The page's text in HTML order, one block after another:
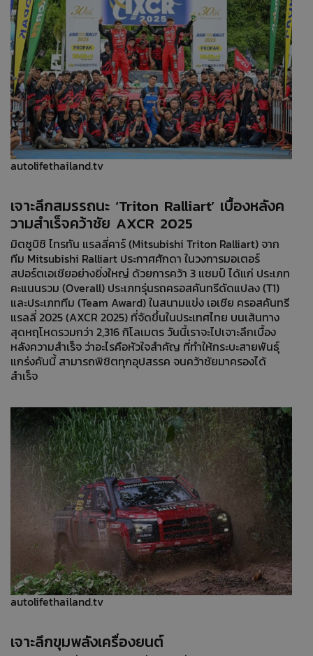
autolifethailand.tv
เจาะลึกสมรรถนะ ‘Triton Ralliart’ เบื้องหลังค
วามสำเร็จคว้าชัย AXCR 2025
มิตซูบิชิ ไทรทัน แรลลี่คาร์ (Mitsubishi Triton Ralliart) จาก
ทีม Mitsubishi Ralliart ประกาศศักดา ในวงการมอเตอร์
สปอร์ตเอเชียอย่างยิ่งใหญ่ ด้วยการคว้า 3 แชมป์ ได้แก่ ประเภท
คะแนนรวม (Overall) ประเภทรุ่นรถครอสคันทรีดัดแปลง (T1)
และประเภททีม (Team Award) ในสนามแข่ง เอเชีย ครอสคันทรี
แรลลี่ 2025 (AXCR 2025) ที่จัดขึ้นในประเทศไทย บนเส้นทาง
สุดหฤโหดรวมกว่า 2,316 กิโลเมตร วันนี้เราจะไปเจาะลึกเบื้อง
หลังความสำเร็จ ว่าอะไรคือหัวใจสำคัญ ที่ทำให้กระบะสายพันธุ์
แกร่งคันนี้ สามารถพิชิตทุกอุปสรรค จนคว้าชัยมาครองได้
สำเร็จ
autolifethailand.tv
เจาะลึกขุมพลังเครื่องยนต์